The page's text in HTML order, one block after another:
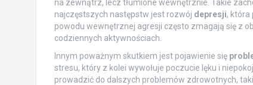
na zewnątrz, lecz tłumione wewnętrznie. Takie
najczęstszych następstw jest rozwój depresji, która
powodu wewnętrznej agresji często zmagają się z
codziennych aktywnościach.
Innym poważnym skutkiem jest pojawienie się
stresu, który z kolei wywołuje poczucie lęku i
prowadzić do dalszych problemów zdrowotnych,